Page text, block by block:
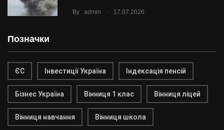
By admin . 17.07.2026
Позначки
ЄС Інвестиції Україна Індексація пенсій
Бізнес Україна Вінниця 1 клас Вінниця ліцей
Вінниця навчання Вінниця школа